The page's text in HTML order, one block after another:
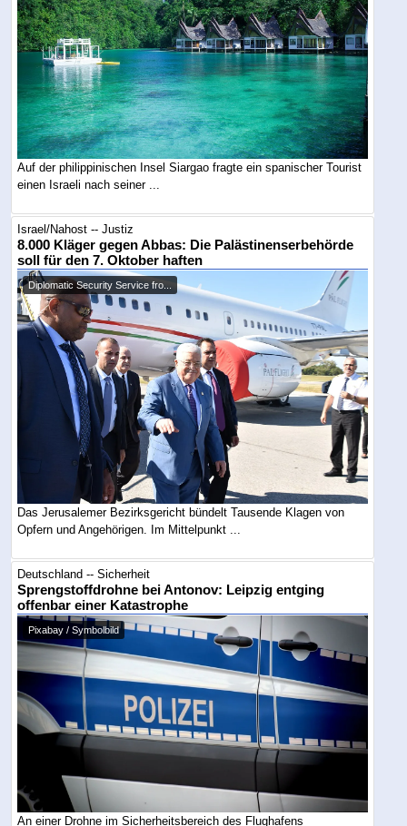
Auf der philippinischen Insel Siargao fragte ein spanischer Tourist
einen Israeli nach seiner ...
Israel/Nahost -- Justiz
8.000 Kläger gegen Abbas: Die Palästinenserbehörde
soll für den 7. Oktober haften
Diplomatic Security Service fro...
Das Jerusalemer Bezirksgericht bündelt Tausende Klagen von
Opfern und Angehörigen. Im Mittelpunkt ...
Deutschland -- Sicherheit
Sprengstoffdrohne bei Antonov: Leipzig entging
offenbar einer Katastrophe
Pixabay / Symbolbild
An einer Drohne im Sicherheitsbereich des Flughafens